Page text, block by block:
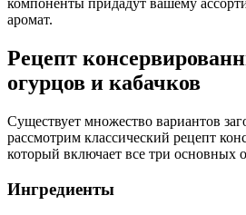
компоненты придадут вашему
аромат.
Рецепт
огурцов и кабачков
Существует множество вариантов
рассмотрим классический рецепт
который включает все три основных
Ингредиенты